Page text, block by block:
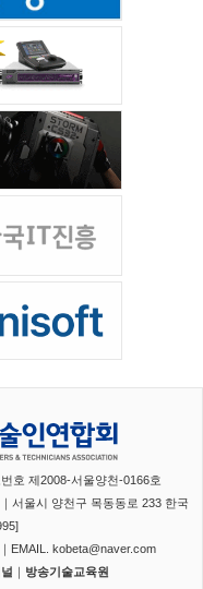
호 제2008-서울양천-0166호
서울시 양천구 목동동로 233 한국
EMAIL. kobeta@naver.com
｜ 방송기술교육원